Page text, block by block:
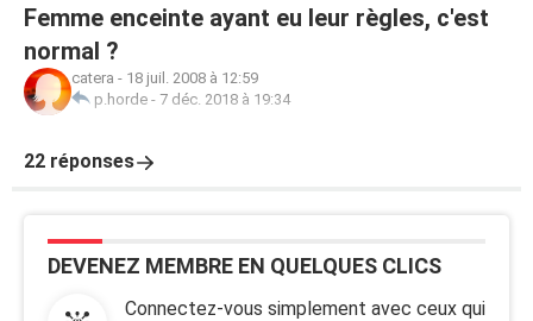
Femme enceinte ayant eu leur règles, c'est
normal ?
catera - 18 juil. 2008 à 12:59
p.horde - 7 déc. 2018 à 19:34
22 réponses
DEVENEZ MEMBRE EN QUELQUES CLICS
Connectez-vous simplement avec ceux qui